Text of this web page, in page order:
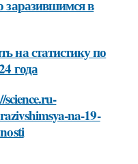
заразившимся в
на статистику по
года
na-19-